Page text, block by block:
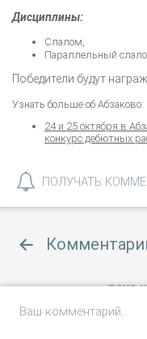
Дисциплины:
Слалом,
Параллельный
Победители будут
Узнать больше об Абзаково:
24 и 25 октября в
конкурс дебютных
ПОЛУЧАТЬ
пока